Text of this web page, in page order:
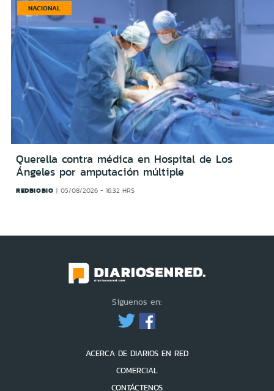
NACIONAL
Querella contra médica en Hospital de Los
Ángeles por amputación múltiple
REDBIOBIO 05/08/2026 - 16:32 HRS
Síguenos en:
ACERCA DE DIARIOS EN RED
COMERCIAL
CONTÁCTENOS